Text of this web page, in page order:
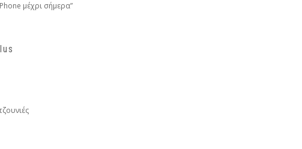
μέχρι σήμερα”